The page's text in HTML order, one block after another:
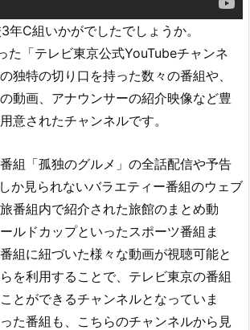
年C組いかがでしたでしょうか。
た「テレビ東京公式YouTubeチャンネ
独特の切り口を持った数々の番組や、
動画、アナウンサーの紹介映像など豊
意されたチャンネルです。
組「孤独のグルメ」の全話配信や予告
か見られないバラエティー番組のウェブ
番組内で紹介された旅館のまとめ動
ルドカップといったスポーツ番組ま
組に紐づいた様々な動画が視聴可能と
を利用することで、テレビ東京の番組
とができるチャンネルとなっていま
た番組も、こちらのチャンネルから見